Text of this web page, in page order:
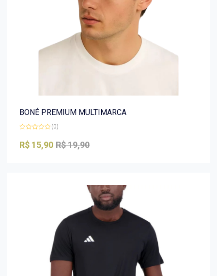
BONÉ PREMIUM MULTIMARCA
0
de
(0)
R$19,90
R$ 15,90